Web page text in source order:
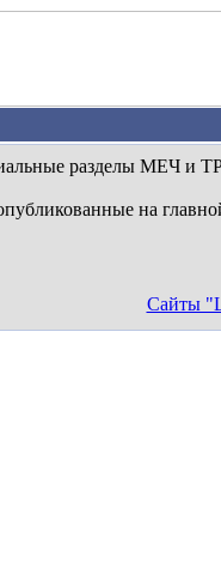
разделы МЕЧ и
на
Сайты